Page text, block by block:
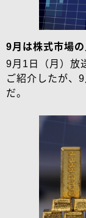
9月は株式市場の
9月1日（月）放
ご紹介したが、
だ。